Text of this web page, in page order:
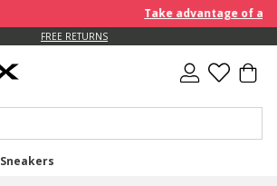
Take advantage of an
FREE RETURNS
Sneakers